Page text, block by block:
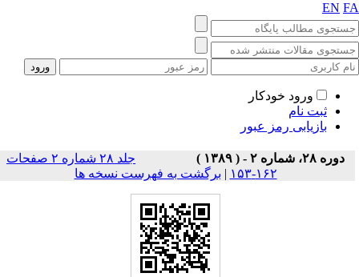
EN
ورود خودکار
ثبت نام
بازیابی رمز عبور
دوره ۲۸، شماره ۲ - ( ۱۳۸۹ )
جلد ۲۸ شماره ۲ صفحات
۱۶۲-۱۵۳
| برگشت به فهرست نسخه ها